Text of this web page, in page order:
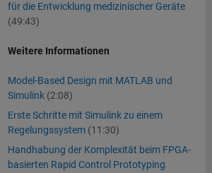
für die Entwicklung medizinischer Geräte
(49:43)
Weitere Informationen
Model-Based Design mit MATLAB und
Simulink (2:08)
Erste Schritte mit Simulink zu einem
Regelungssystem (11:30)
Handhabung der Komplexität beim FPGA-
basierten Rapid Control Prototyping